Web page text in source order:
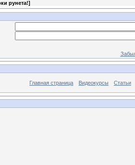
рунета!]
Главная страница Видеокурсы Статьи